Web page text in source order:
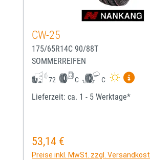
CW-25
175/65R14C 90/88T
SOMMERREIFEN
72 C C
Lieferzeit: ca. 1 - 5 Werktage*
Regulärer Preis:
53,14 €
Preise inkl. MwSt. zzgl.